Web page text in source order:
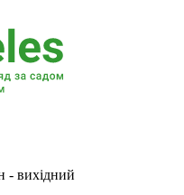
- вихідний